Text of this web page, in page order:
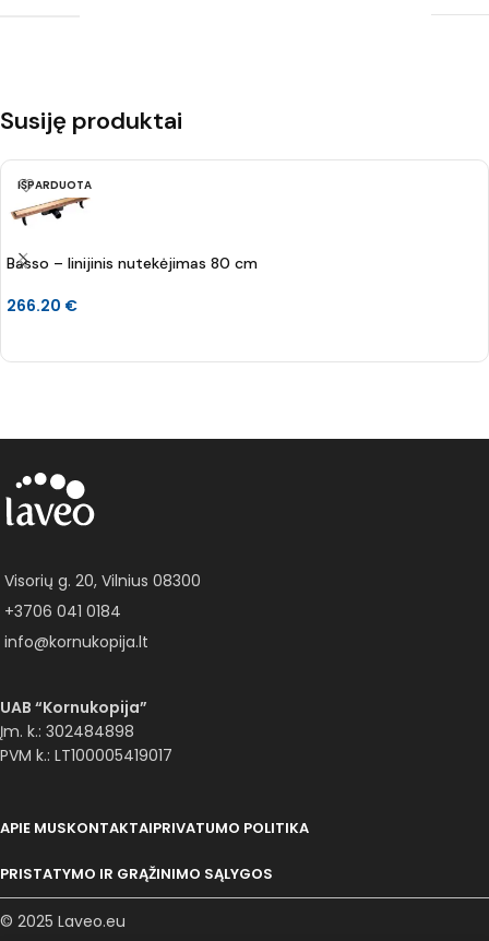
Susiję produktai
IŠPARDUOTA
Basso – linijinis nutekėjimas 80 cm
266.20 €
Visorių g. 20, Vilnius 08300
+3706 041 0184
info@kornukopija.lt
UAB “Kornukopija”
Įm. k.: 302484898
PVM k.: LT100005419017
APIE MUSKONTAKTAIPRIVATUMO POLITIKA
PRISTATYMO IR GRĄŽINIMO SĄLYGOS
© 2025 Laveo.eu